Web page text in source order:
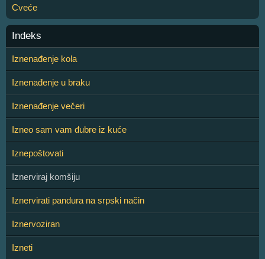
Cveće
Indeks
Iznenađenje kola
Iznenađenje u braku
Iznenađenje večeri
Izneo sam vam đubre iz kuće
Iznepoštovati
Iznerviraj komšiju
Iznervirati pandura na srpski način
Iznervoziran
Izneti